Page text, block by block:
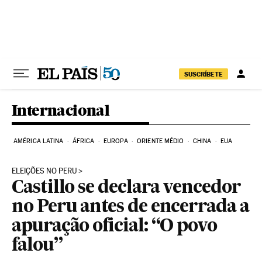
SUSCRÍBETE
Internacional
AMÉRICA LATINA ÁFRICA EUROPA ORIENTE MÉDIO CHINA EUA
ELEIÇÕES NO PERU
Castillo se declara vencedor
no Peru antes de encerrada a
apuração oficial: “O povo
falou”